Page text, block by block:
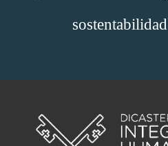
sostentabilidad